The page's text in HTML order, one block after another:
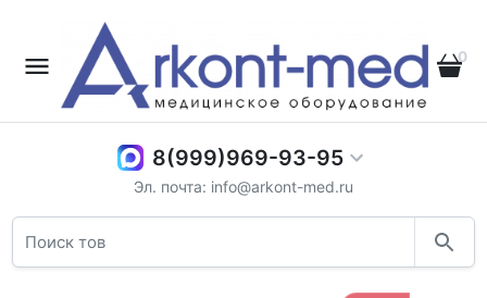
0
8(999)969-93-95
Эл. почта: info@arkont-med.ru